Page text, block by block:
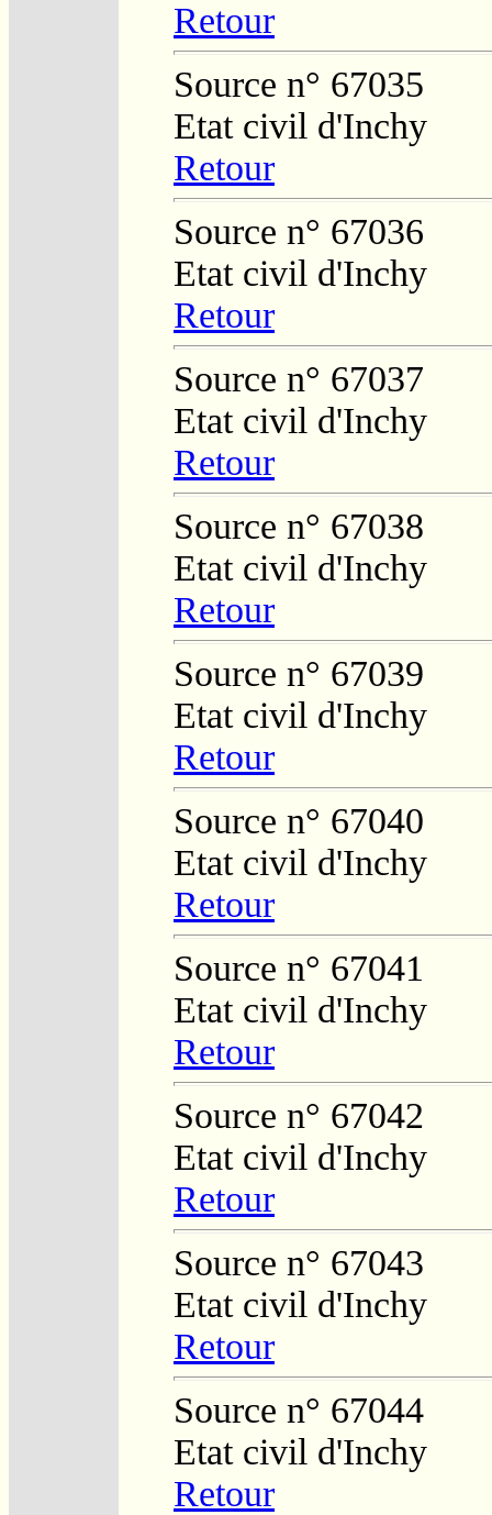
Retour
Source n° 67035
Etat civil d'Inchy
Retour
Source n° 67036
Etat civil d'Inchy
Retour
Source n° 67037
Etat civil d'Inchy
Retour
Source n° 67038
Etat civil d'Inchy
Retour
Source n° 67039
Etat civil d'Inchy
Retour
Source n° 67040
Etat civil d'Inchy
Retour
Source n° 67041
Etat civil d'Inchy
Retour
Source n° 67042
Etat civil d'Inchy
Retour
Source n° 67043
Etat civil d'Inchy
Retour
Source n° 67044
Etat civil d'Inchy
Retour